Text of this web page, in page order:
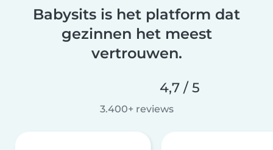
Babysits is het platform dat
gezinnen het meest
vertrouwen.
4,7 / 5
3.400+ reviews